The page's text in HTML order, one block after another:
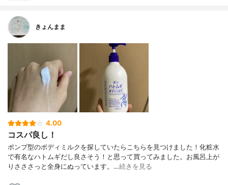
きょんまま
4.00
コスパ良し！
ポンプ型のボディミルクを探していたらこちらを見つけました！化粧水
で有名なハトムギだし良さそう！と思って買ってみました。お風呂上が
りさささっと全身にぬっています。…続きを見る